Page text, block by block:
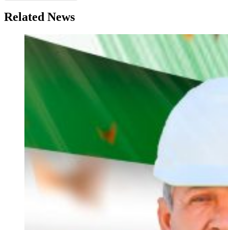
Related News